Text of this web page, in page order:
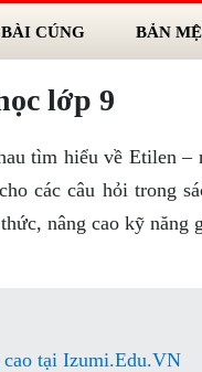
BÀI CÚNG BẢN
lớp 9
tìm hiểu về Etilen –
các câu hỏi trong
nâng cao kỹ năng
cao tại Izumi.Edu.VN